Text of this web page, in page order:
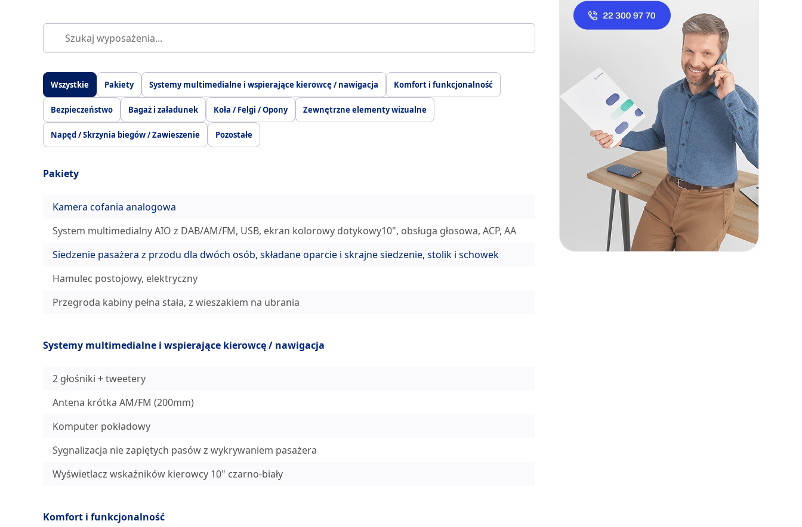
Wszystkie Pakiety Systemy multimedialne i wspierające kierowcę / nawigacja Komfort i funkcjonalność
Bezpieczeństwo Bagaż i załadunek Koła / Felgi / Opony Zewnętrzne elementy wizualne
Napęd / Skrzynia biegów / Zawieszenie Pozostałe
Pakiety
Kamera cofania analogowa
System multimedialny AIO z DAB/AM/FM, USB, ekran kolorowy dotykowy10", obsługa głosowa, ACP, AA
Siedzenie pasażera z przodu dla dwóch osób, składane oparcie i skrajne siedzenie, stolik i schowek
Hamulec postojowy, elektryczny
Przegroda kabiny pełna stała, z wieszakiem na ubrania
Systemy multimedialne i wspierające kierowcę / nawigacja
2 głośniki + tweetery
Antena krótka AM/FM (200mm)
Komputer pokładowy
Sygnalizacja nie zapiętych pasów z wykrywaniem pasażera
Wyświetlacz wskaźników kierowcy 10" czarno-biały
Komfort i funkcjonalność